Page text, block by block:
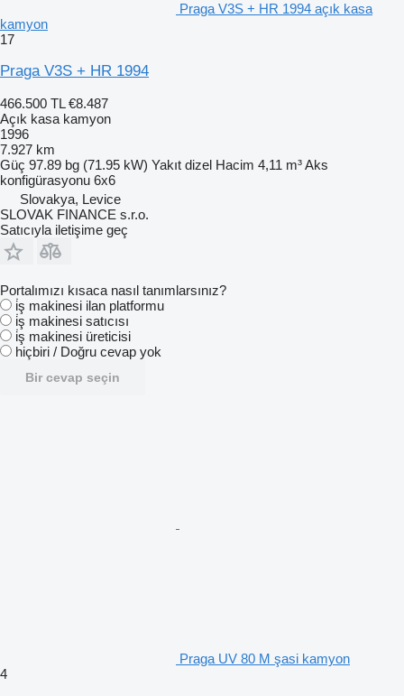
Praga V3S + HR 1994 açık kasa
kamyon
17
Praga V3S + HR 1994
466.500 TL €8.487
Açık kasa kamyon
1996
7.927 km
Güç 97.89 bg (71.95 kW) Yakıt dizel Hacim 4,11 m³Aks
konfigürasyonu 6x6
Slovakya, Levice
SLOVAK FINANCE s.r.o.
Satıcıyla iletişime geç
Portalımızı kısaca nasıl tanımlarsınız?
i̇ş makinesi ilan platformu
i̇ş makinesi satıcısı
i̇ş makinesi üreticisi
hiçbiri / Doğru cevap yok
Bir cevap seçin
Praga UV 80 M şasi kamyon
4